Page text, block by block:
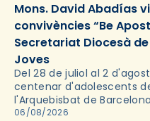
Mons. David Abadías
convivències “Be
Secretariat Diocesà
Joves
Del 28 de juliol al 2
centenar d'adolescents
l'Arquebisbat de
les convivències Be
06/08/2026